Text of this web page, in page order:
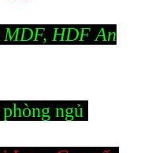
MDF, HDF An
ngủ